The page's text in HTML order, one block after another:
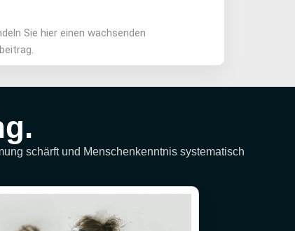
Sie hier einen wachsenden
schärft und Menschenkenntnis systematisch